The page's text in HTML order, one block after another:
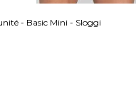
- Basic Mini - Sloggi